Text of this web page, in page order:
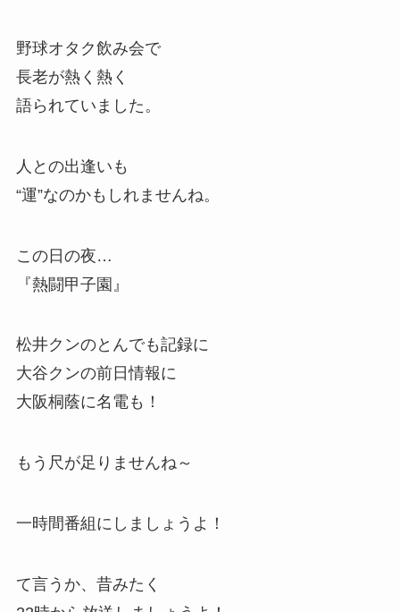
野球オタク飲み会で
長老が熱く熱く
語られていました。
人との出逢いも
“運”なのかもしれませんね。
この日の夜…
『熱闘甲子園』
松井クンのとんでも記録に
大谷クンの前日情報に
大阪桐蔭に名電も！
もう尺が足りませんね～
一時間番組にしましょうよ！
て言うか、昔みたく